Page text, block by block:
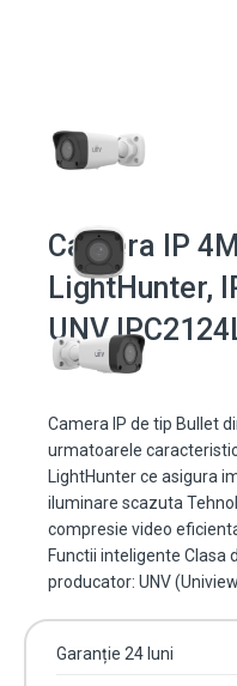
Camera IP
LightHunter,
UNV
Camera IP de tip Bullet
urmatoarele
LightHunter ce asigura
iluminare scazuta
compresie video
Functii inteligente Clasa
producator: UNV
Garanție 24 luni